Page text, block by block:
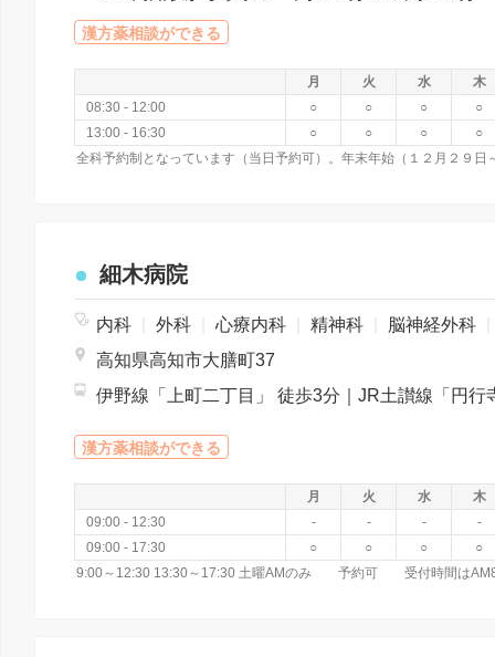
漢方薬相談ができる
月 火 水
木
08:30 - 12:00
○ ○ ○
○
13:00 - 16:30
○ ○ ○ ○
細木病院
内科 外科 心療内科 精神科 脳神経外科
高知県高知市大膳町37
漢方薬相談ができる
月 火 水
木
09:00 - 12:30
- - -
-
09:00 - 17:30
○ ○ ○ ○